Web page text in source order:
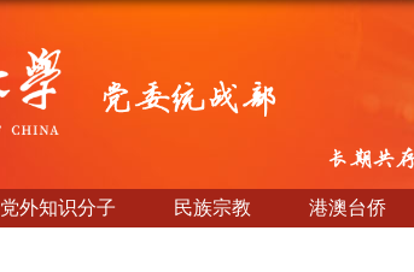
党外知识分子 民族宗教 港澳台侨